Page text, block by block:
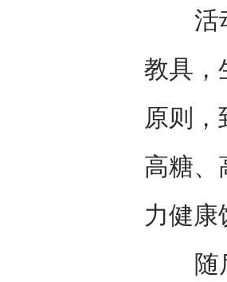
活动
教具，
原则
高糖、
力健康
随后